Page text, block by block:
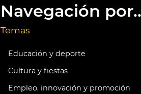
Navegación
Temas
Educación y deporte
Cultura y fiestas
Empleo, innovación y promoción